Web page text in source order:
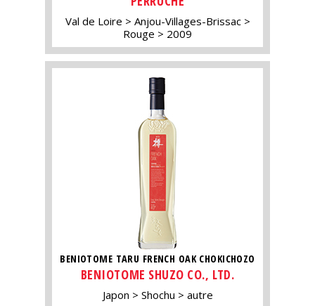
Val de Loire
Anjou-Villages-Brissac
Rouge
2009
BENIOTOME TARU FRENCH OAK CHOKICHOZO
BENIOTOME SHUZO CO., LTD.
Japon Shochu autre